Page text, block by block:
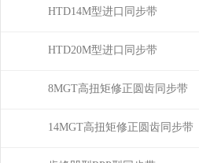
HTD14M型进口同步带
HTD20M型进口同步带
8MGT高扭矩修正圆齿同步带
14MGT高扭矩修正圆齿同步带